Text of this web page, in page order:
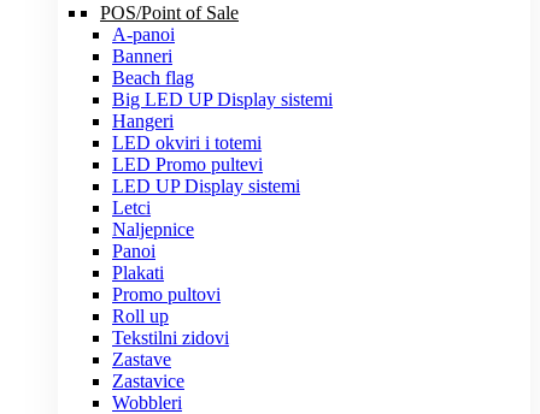
POS/Point of Sale
A-panoi
Banneri
Beach flag
Big LED UP Display sistemi
Hangeri
LED okviri i totemi
LED Promo pultevi
LED UP Display sistemi
Letci
Naljepnice
Panoi
Plakati
Promo pultovi
Roll up
Tekstilni zidovi
Zastave
Zastavice
Wobbleri